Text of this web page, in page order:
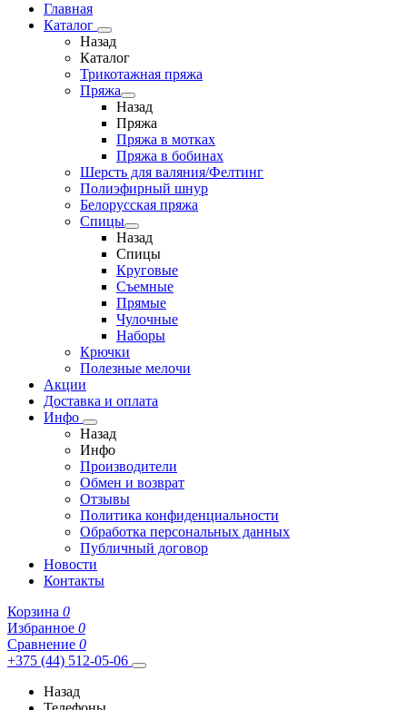
Главная
Каталог
Назад
Каталог
Трикотажная пряжа
Пряжа
Назад
Пряжа
Пряжа в мотках
Пряжа в бобинах
Шерсть для валяния/Фелтинг
Полиэфирный шнур
Белорусская пряжа
Спицы
Назад
Спицы
Круговые
Съемные
Прямые
Чулочные
Наборы
Крючки
Полезные мелочи
Акции
Доставка и оплата
Инфо
Назад
Инфо
Производители
Обмен и возврат
Отзывы
Политика конфиденциальности
Обработка персональных данных
Публичный договор
Новости
Контакты
Корзина 0
Избранное 0
Сравнение 0
+375 (44) 512-05-06
Назад